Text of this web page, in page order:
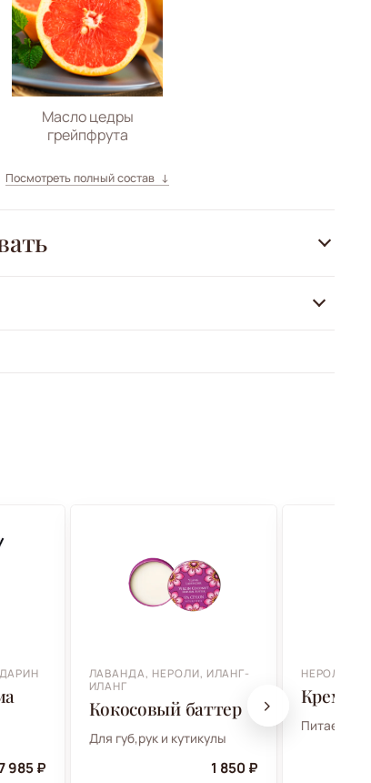
Масло цедры
грейпфрута
Посмотреть полный состав
985 ₽
ЛАВАНДА, НЕРОЛИ, ИЛАНГ-
ИЛАНГ
Кокосовый баттер
Для губ,рук и кутикулы
1 850 ₽
НЕРОЛИ И
Крем
Питает